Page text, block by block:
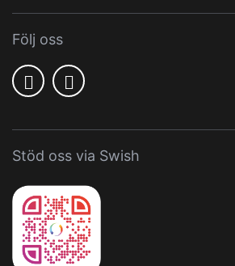
Följ oss
Stöd oss via Swish